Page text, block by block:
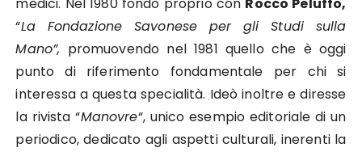
“La Fondazione Savonese per gli Studi sulla
Mano”, promuovendo nel 1981 quello che è oggi
punto di riferimento fondamentale per chi si
interessa a questa specialità. Ideò inoltre e diresse
la rivista “Manovre“, unico esempio editoriale di un
periodico, dedicato agli aspetti culturali, inerenti la